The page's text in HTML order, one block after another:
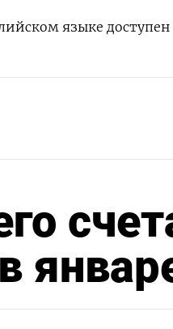
языке доступен